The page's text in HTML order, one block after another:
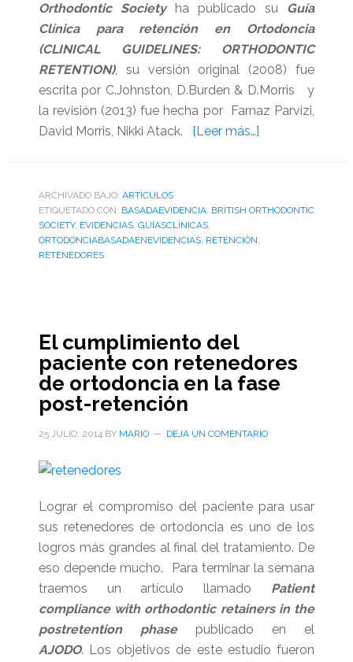
Orthodontic Society
ha publicado su Guía
Clínica para retención en Ortodoncia
(CLINICAL GUIDELINES: ORTHODONTIC
RETENTION), su versión original (2008) fue
escrita por C.Johnston, D.Burden & D.Morris y
la revisión (2013) fue hecha por Farnaz Parvizi,
David Morris, Nikki Atack.
[Leer más…]acerca
para
ARCHIVADO BAJO: ARTÌCULOS
ETIQUETADO CON: BASADAEVIDENCIA, BRITISH ORTHODONTIC
SOCIETY, EVIDENCIAS, GUÍASCLÍNICAS,
ORTODONCIABASADAENEVIDENCIAS, RETENCIÒN,
RETENEDORES
El cumplimiento del
paciente con retenedores
de ortodoncia en la fase
post-retención
25 JULIO, 2014BY MARIO DEJA UN COMENTARIO
Lograr el compromiso del paciente para usar
sus retenedores de ortodoncia es uno de los
logros más grandes al final del tratamiento. De
eso depende mucho. Para terminar la semana
traemos un artículo llamado Patient
compliance with orthodontic retainers in the
postretention phase publicado en el
AJODO. Los objetivos de este estudio fueron